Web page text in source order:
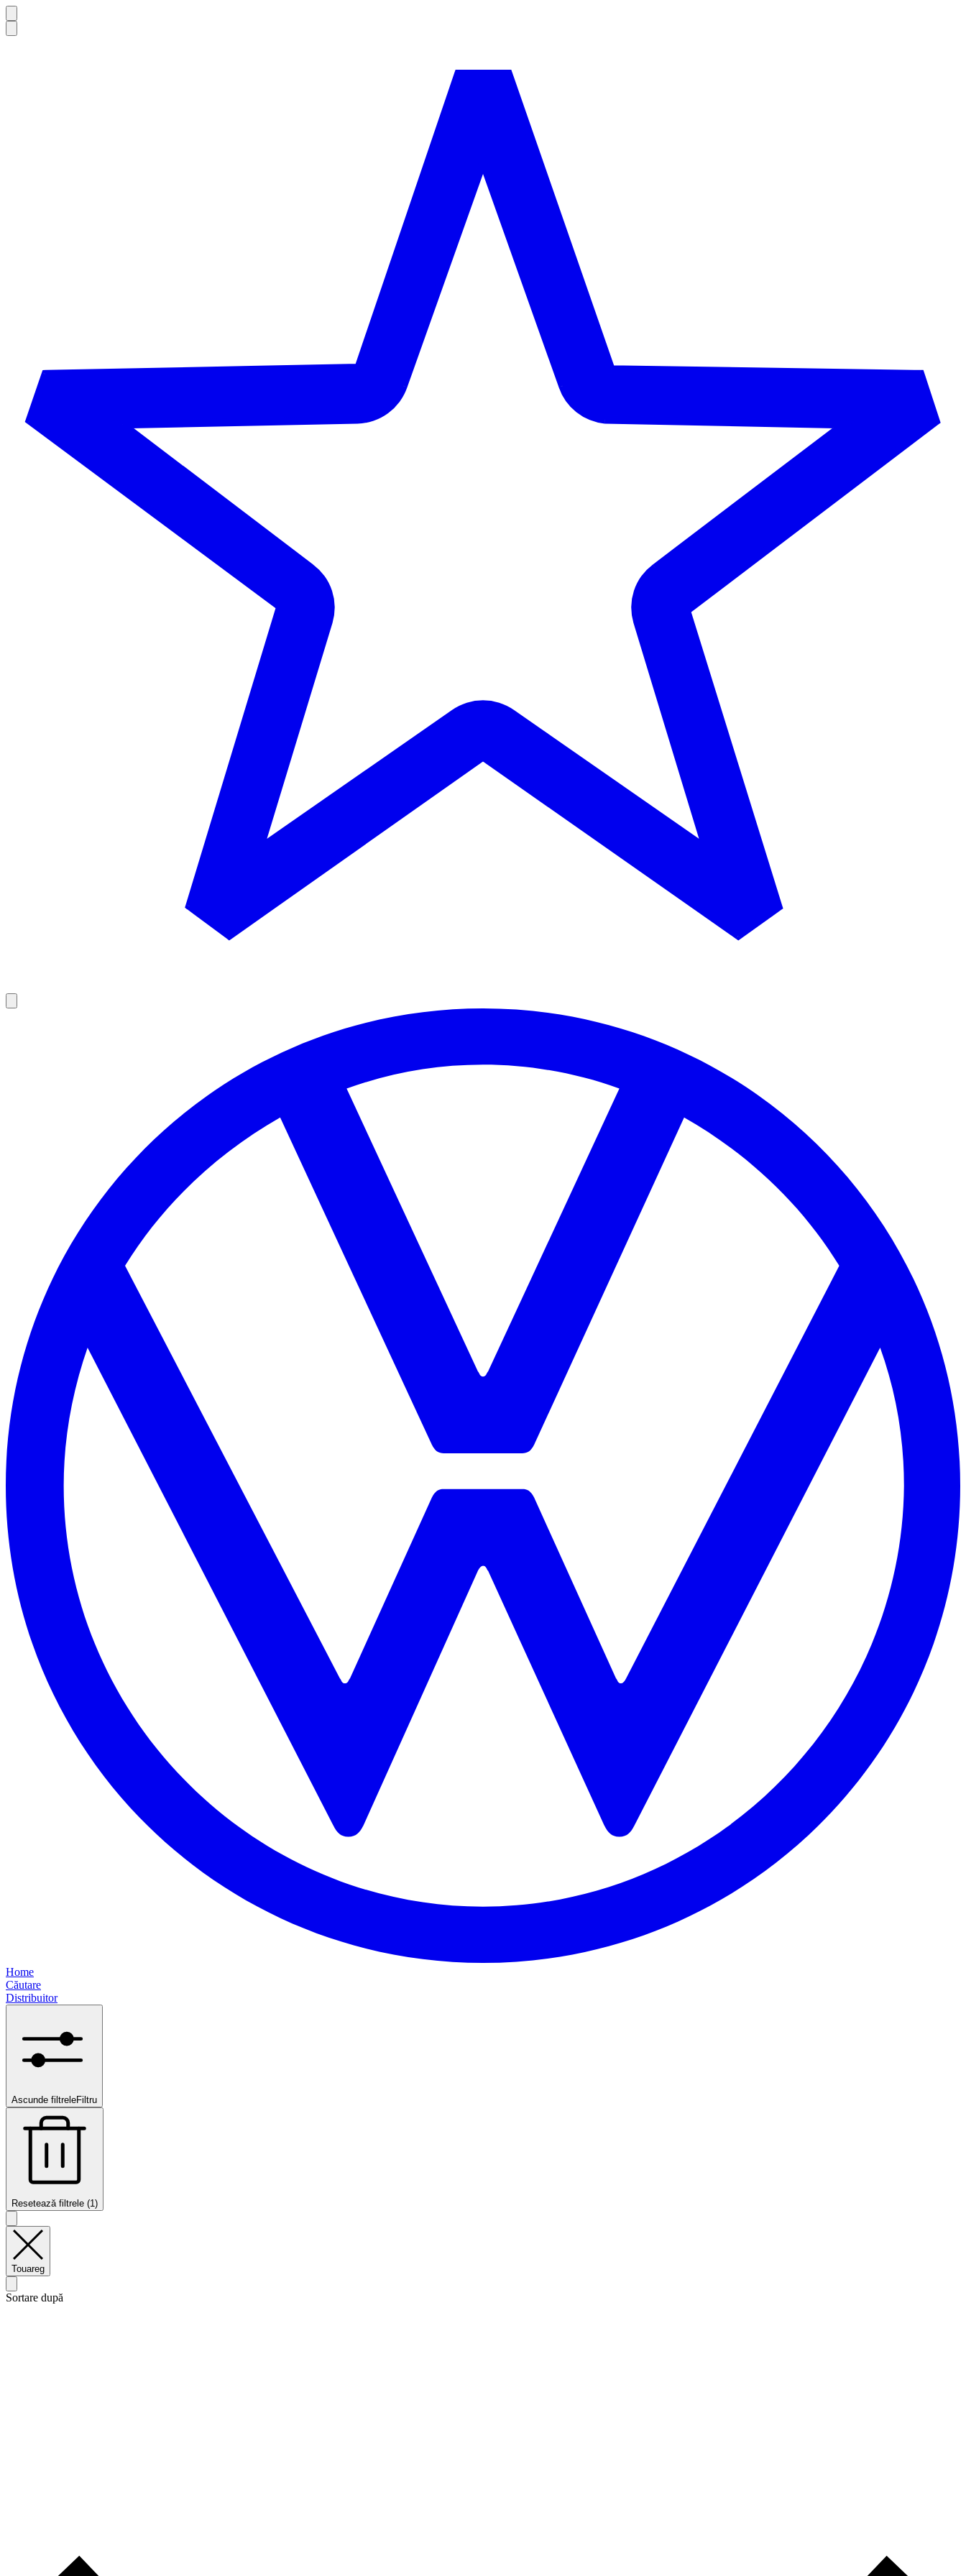
Home
Căutare
Distribuitor
Ascunde filtreleFiltru
Resetează filtrele (1)
Touareg
Sortare după